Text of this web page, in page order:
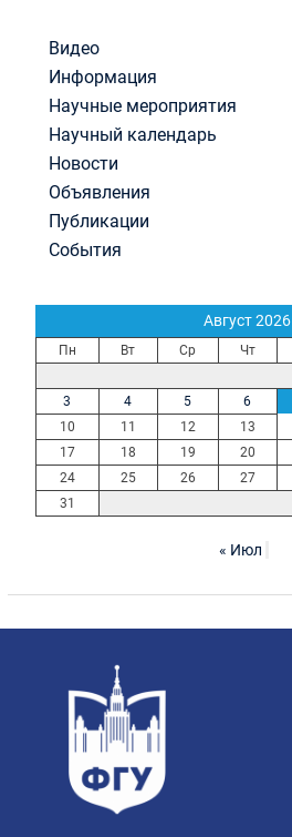
Видео
Информация
Научные мероприятия
Научный календарь
Новости
Объявления
Публикации
События
Август 2026
Пн Вт Ср Чт
3
4 5 6
10
11 12 13
17
18 19 20
24
25 26 27
31
« Июл